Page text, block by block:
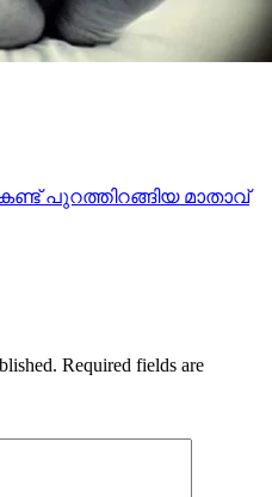
പുറത്തിറങ്ങിയ മാതാവ്
Required fields are